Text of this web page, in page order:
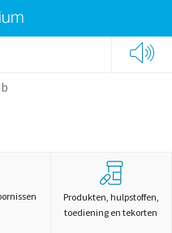
Produkten, hulpstoffen,
toediening en tekorten